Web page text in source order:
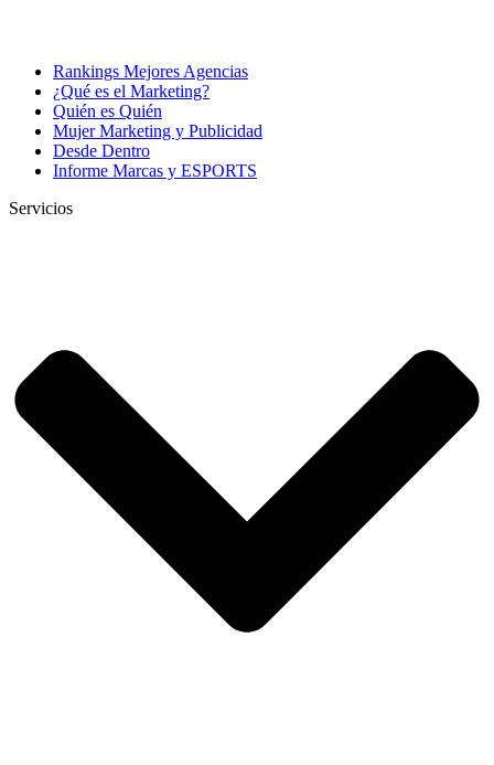
Rankings Mejores Agencias
¿Qué es el Marketing?
Quién es Quién
Mujer Marketing y Publicidad
Desde Dentro
Informe Marcas y ESPORTS
Servicios